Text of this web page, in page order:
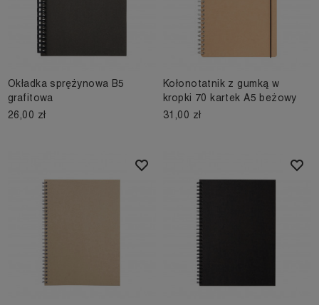
Okładka sprężynowa B5
grafitowa
26,00 zł
Kołonotatnik z gumką w
kropki 70 kartek A5 beżowy
31,00 zł